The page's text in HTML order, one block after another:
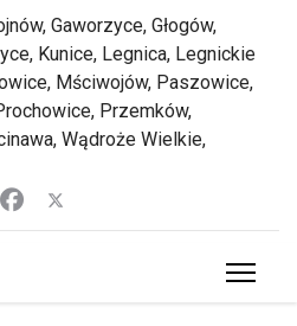
Gaworzyce, Głogów,
Kunice, Legnica, Legnickie
Mściwojów, Paszowice,
Przemków,
Wądroże Wielkie,